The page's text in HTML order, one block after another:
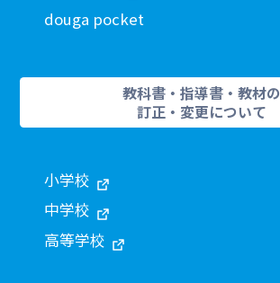
douga pocket
教科書・指導書・教材の
訂正・変更について
小学校
中学校
高等学校